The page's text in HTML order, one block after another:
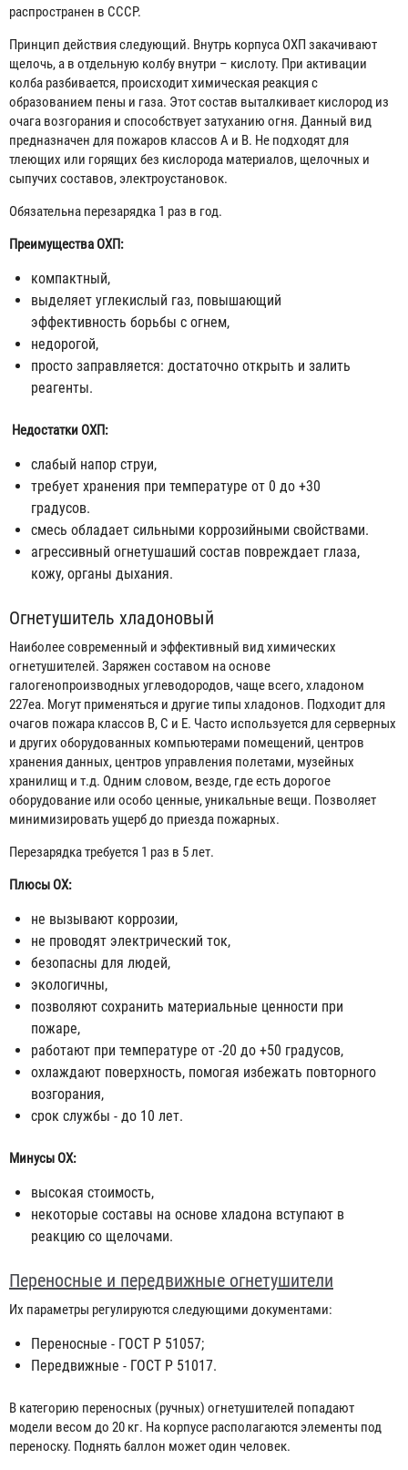
распространен в СССР.
Принцип действия следующий. Внутрь корпуса ОХП закачивают
щелочь, а в отдельную колбу внутри – кислоту. При активации
колба разбивается, происходит химическая реакция с
образованием пены и газа. Этот состав выталкивает кислород из
очага возгорания и способствует затуханию огня. Данный вид
предназначен для пожаров классов А и В. Не подходят для
тлеющих или горящих без кислорода материалов, щелочных и
сыпучих составов, электроустановок.
Обязательна перезарядка 1 раз в год.
Преимущества ОХП:
компактный,
выделяет углекислый газ, повышающий
эффективность борьбы с огнем,
недорогой,
просто заправляется: достаточно открыть и залить
реагенты.
Недостатки ОХП:
слабый напор струи,
требует хранения при температуре от 0 до +30
градусов.
смесь обладает сильными коррозийными свойствами.
агрессивный огнетушаший состав повреждает глаза,
кожу, органы дыхания.
Огнетушитель хладоновый
Наиболее современный и эффективный вид химических
огнетушителей. Заряжен составом на основе
галогенопроизводных углеводородов, чаще всего, хладоном
227еа. Могут применяться и другие типы хладонов. Подходит для
очагов пожара классов В, С и Е. Часто используется для серверных
и других оборудованных компьютерами помещений, центров
хранения данных, центров управления полетами, музейных
хранилищ и т.д. Одним словом, везде, где есть дорогое
оборудование или особо ценные, уникальные вещи. Позволяет
минимизировать ущерб до приезда пожарных.
Перезарядка требуется 1 раз в 5 лет.
Плюсы ОХ:
не вызывают коррозии,
не проводят электрический ток,
безопасны для людей,
экологичны,
позволяют сохранить материальные ценности при
пожаре,
работают при температуре от -20 до +50 градусов,
охлаждают поверхность, помогая избежать повторного
возгорания,
срок службы - до 10 лет.
Минусы ОХ:
высокая стоимость,
некоторые составы на основе хладона вступают в
реакцию со щелочами.
Переносные и передвижные огнетушители
Их параметры регулируются следующими документами:
Переносные - ГОСТ Р 51057;
Передвижные - ГОСТ Р 51017.
В категорию переносных (ручных) огнетушителей попадают
модели весом до 20 кг. На корпусе располагаются элементы под
переноску. Поднять баллон может один человек.